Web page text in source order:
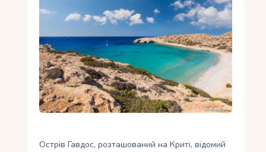
Контакти
Укр
Острів Гавдос, розташований на Криті, відомий